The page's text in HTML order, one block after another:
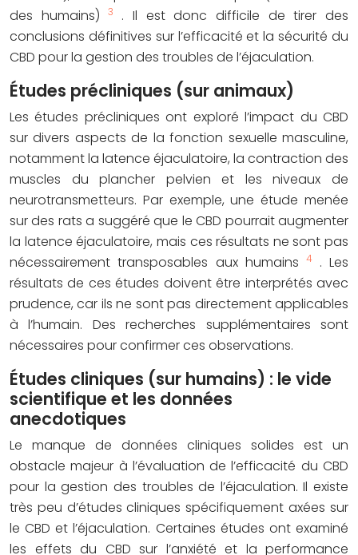
des humains)3 . Il est donc difficile de tirer des
conclusions définitives sur l’efficacité et la sécurité du
CBD pour la gestion des troubles de l’éjaculation.
Études précliniques (sur animaux)
Les études précliniques ont exploré l’impact du CBD
sur divers aspects de la fonction sexuelle masculine,
notamment la latence éjaculatoire, la contraction des
muscles du plancher pelvien et les niveaux de
neurotransmetteurs. Par exemple, une étude menée
sur des rats a suggéré que le CBD pourrait augmenter
la latence éjaculatoire, mais ces résultats ne sont pas
nécessairement transposables aux humains4 . Les
résultats de ces études doivent être interprétés avec
prudence, car ils ne sont pas directement applicables
à l’humain. Des recherches supplémentaires sont
nécessaires pour confirmer ces observations.
Études cliniques (sur humains) : le vide
scientifique et les données
anecdotiques
Le manque de données cliniques solides est un
obstacle majeur à l’évaluation de l’efficacité du CBD
pour la gestion des troubles de l’éjaculation. Il existe
très peu d’études cliniques spécifiquement axées sur
le CBD et l’éjaculation. Certaines études ont examiné
les effets du CBD sur l’anxiété et la performance